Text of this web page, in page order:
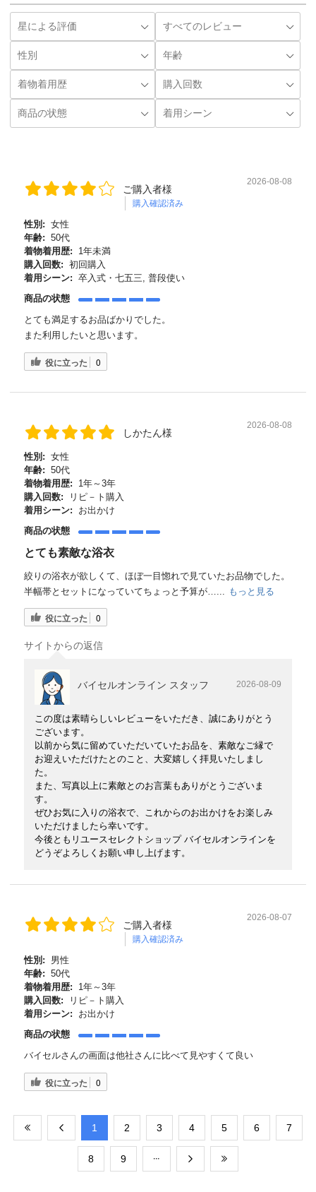
ご購入者様
購入確認済み
2026-08-08
性別: 女性
年齢: 50代
着物着用歴:
1年未満
購入回数: 初回購入
着用シーン: 卒入式・七五三, 普段使い
商品の状態
とても満足するお品ばかりでした。
また利用したいと思います。
役に立った 0
しかたん様
2026-08-08
性別: 女性
年齢: 50代
着物着用歴:
1年～3年
購入回数:
リピ－ト購入
着用シーン:
お出かけ
商品の状態
とても素敵な浴衣
絞りの浴衣が欲しくて、ほぼ一目惚れで見ていたお品物でした。
半幅帯とセットになっていてちょっと予算が…...
もっと見る
役に立った 0
サイトからの返信
バイセルオンライン スタッフ 2026-08-09
この度は素晴らしいレビューをいただき、誠にありがとう
ございます。
以前から気に留めていただいていたお品を、素敵なご縁で
お迎えいただけたとのこと、大変嬉しく拝見いたしまし
た。
また、写真以上に素敵とのお言葉もありがとうございま
す。
ぜひお気に入りの浴衣で、これからのお出かけをお楽しみ
いただけましたら幸いです。
今後ともリユースセレクトショップ バイセルオンラインを
どうぞよろしくお願い申し上げます。
ご購入者様
購入確認済み
2026-08-07
性別:
男性
年齢: 50代
着物着用歴:
1年～3年
購入回数:
リピ－ト購入
着用シーン:
お出かけ
商品の状態
バイセルさんの画面は他社さんに比べて見やすくて良い
役に立った 0
​1 ​2 ​3 ​4 ​5 ​6 ​7
​8 ​9